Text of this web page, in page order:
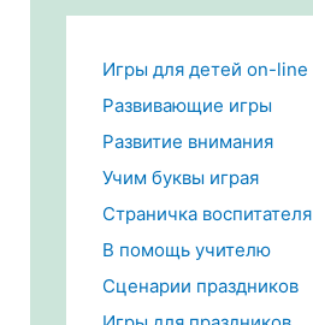
Игры для детей on-line
Развивающие игры
Развитие внимания
Учим буквы играя
Страничка воспитателя
В помощь учителю
Сценарии праздников